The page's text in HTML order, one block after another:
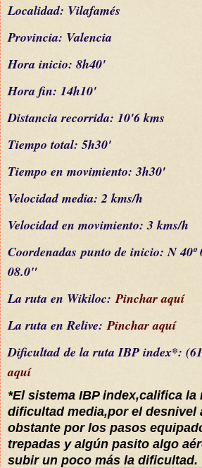
Localidad: Vilafamés
Provincia: Valencia
Hora inicio: 8h40'
Hora fin: 14h10'
Distancia recorrida: 10'6 kms
Tiempo total: 5h30'
Tiempo en movimiento: 3h30'
Velocidad media: 2 kms/h
Velocidad en movimiento: 3 kms/h
Coordenadas punto de inicio: N
08.0"
La ruta en Wikiloc:Pinchar aquí
La ruta en Relive:Pinchar aquí
Dificultadde la ruta IBP index*:
aquí
*El sistema IBP index,califica la
dificultad media,por el desnivel
obstante por los pasos
trepadas y algún pasito algo
subir un poco más la dificultad.